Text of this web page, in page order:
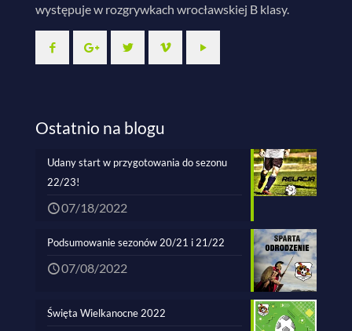
występuje w rozgrywkach wrocławskiej B klasy.
Ostatnio na blogu
Udany start w przygotowania do sezonu
22/23!
07/18/2022
Podsumowanie sezonów 20/21 i 21/22
07/08/2022
Święta Wielkanocne 2022